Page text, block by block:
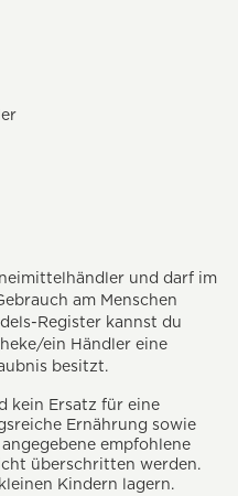
und darf im
am Menschen
Register kannst du
ein Händler eine
besitzt.
kein Ersatz für eine
Ernährung sowie
empfohlene
überschritten werden.
Kindern lagern.